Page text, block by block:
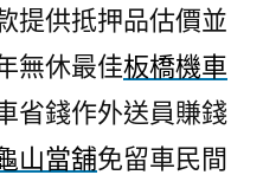
提供抵押品估價並
無休最佳板橋機車
省錢作外送員賺錢
山當舖免留車民間